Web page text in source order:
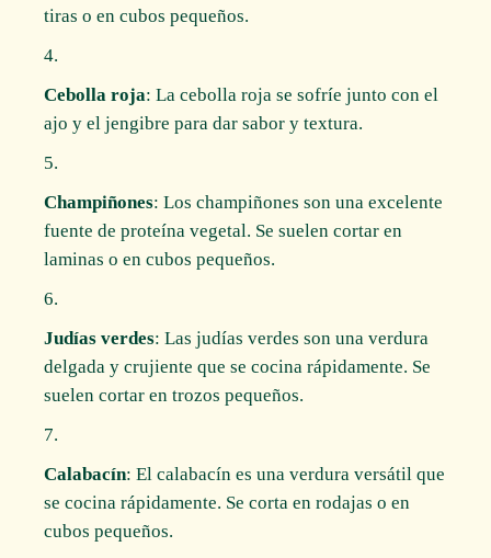
tiras o en cubos pequeños.
Cebolla roja: La cebolla roja se sofríe junto con el
ajo y el jengibre para dar sabor y textura.
Champiñones: Los champiñones son una excelente
fuente de proteína vegetal. Se suelen cortar en
laminas o en cubos pequeños.
Judías verdes: Las judías verdes son una verdura
delgada y crujiente que se cocina rápidamente. Se
suelen cortar en trozos pequeños.
Calabacín: El calabacín es una verdura versátil que
se cocina rápidamente. Se corta en rodajas o en
cubos pequeños.